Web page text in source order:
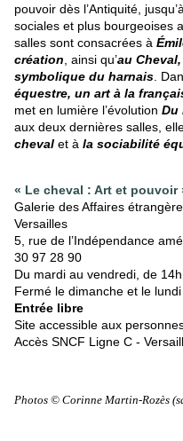
pouvoir dès l’Antiquité,
sociales et plus bourgeoises
salles sont consacrées à
création , ainsi qu’au
symbolique du harnais .
équestre, un art à la
met en lumière l’évolution Du
aux deux dernières salles,
cheval et à la sociabilité
« Le cheval : Art et
Galerie des Affaires
Versailles
5, rue de l’Indépendance
30 97 28 90
Du mardi au vendredi, de
Fermé le dimanche et le lundi
Entrée libre
Site accessible aux
Accès SNCF Ligne C -
Photos © Corinne Martin-Rozès